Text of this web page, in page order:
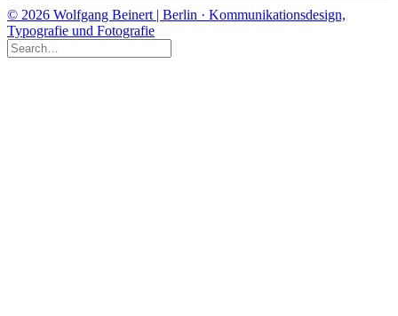
© 2026 Wolfgang Beinert | Berlin · Kommunikationsdesign,
Typografie und Fotografie